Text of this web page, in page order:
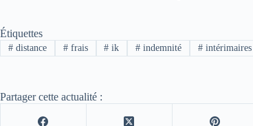
Étiquettes
#distance #frais # ik # indemnité # intérimaires
Partager cette actualité :